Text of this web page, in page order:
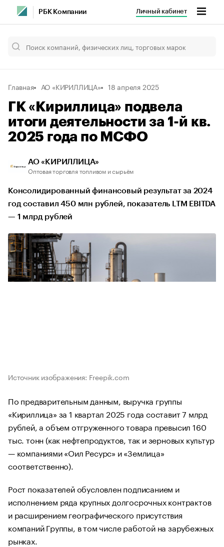
РБК Компании Личный кабинет
Главная АО «КИРИЛЛИЦА» 18 апреля 2025
ГК «Кириллица» подвела
итоги деятельности за 1-й кв.
2025 года по МСФО
АО «КИРИЛЛИЦА»
Оптовая торговля топливом и сырьём
Консолидированный финансовый результат за 2024
год составил 450 млн рублей, показатель LTM EBITDA
— 1 млрд рублей
Источник изображения: Freepik.com
По предварительным данным, выручка группы
«Кириллица» за 1 квартал 2025 года составит 7 млрд
рублей, а объем отгруженного товара превысил 160
тыс. тонн (как нефтепродуктов, так и зерновых культур
— компаниями «Оил Ресурс» и «Землица»
соответственно).
Рост показателей обусловлен подписанием и
исполнением ряда крупных долгосрочных контрактов
и расширением географического присутствия
компаний Группы, в том числе работой на зарубежных
рынках.